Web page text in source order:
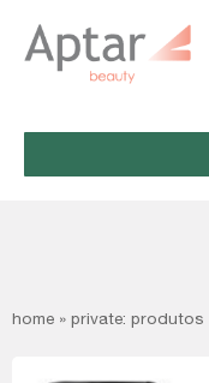
home » private: produtos